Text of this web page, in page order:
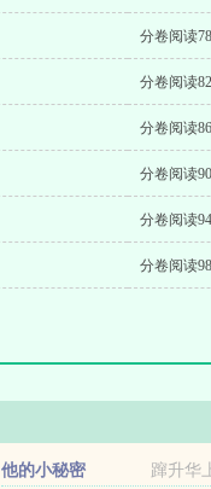
分卷阅读78
分卷阅读82
分卷阅读86
分卷阅读90
分卷阅读94
分卷阅读98
蹿升华
他的小秘密